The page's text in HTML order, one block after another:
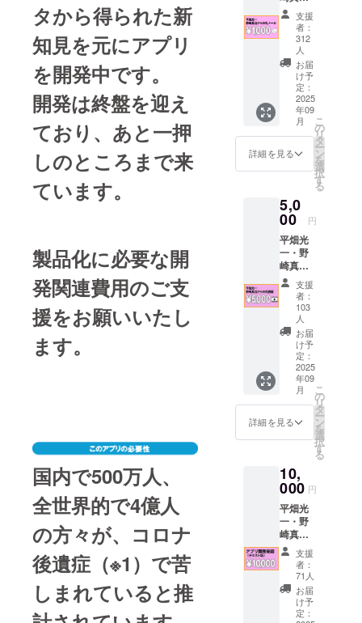
タから得られた新
知見を元にアプリ
を開発中です。
開発は終盤を迎え
ており、あと一押
しのところまで来
ています。
製品化に必要な開
発関連費用のご支
援をお願いいたし
ます。
国内で500万人、
全世界的で4億人
の方々が、コロナ
後遺症（※1）で苦
しまれていると推
リニックの
平畑医師と
後遺症のた
めのNHセル
（仮）を共
が、皆
様に感
謝の気
持ちを
込めて
メール
をお送
りいた
しま
す。
支援
者：
312
人
お届
け予
定：
2025
年09
月
詳細を見る
こ
の
リ
タ
ー
ン
を
選
択
す
る
5,0
00 円
平畑光
一・野
崎真治
が、皆
様に感
謝の気
持ちを
込めて
撮影し
た、お
礼動画
のURL
をお送
りいた
しま
分（予
定）
（閲覧
期間：
動画
URLが
届いた
日から
3ヶ月間
有効）
支援
者：
103
人
お届
け予
定：
2025
年09
月
詳細を見る
こ
の
リ
タ
ー
ン
を
選
択
す
る
10,
000 円
平畑光
一・野
崎真治
が、皆
様に感
謝の気
持ちを
込めて
撮影し
支援
者：
71人
お届
け予
定：